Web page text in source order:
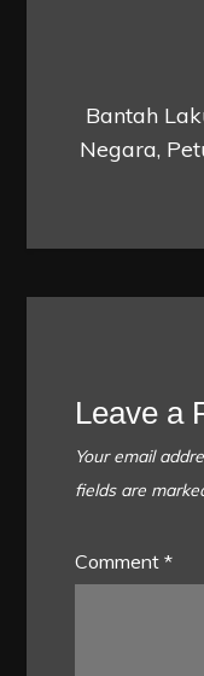
Bantah
Negara,
Leave a
Your email
fields are
Comment*